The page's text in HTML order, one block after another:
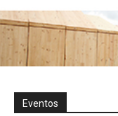
Eventos